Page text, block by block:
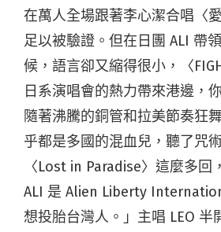
在萬人全場跟著李心潔合唱〈
足以被驗證。但在日團 ALI 帶
候，語言卻又縮得很小，〈
日系演唱會的熱力帶來港邊，
隨著沸騰的銅管和拉美節奏狂
乎都是多國的混血兒，聽了咒
〈Lost in Paradise〉這麼多回
ALI 是 Alien Liberty
想投胎台灣人。」主唱 LEO 半